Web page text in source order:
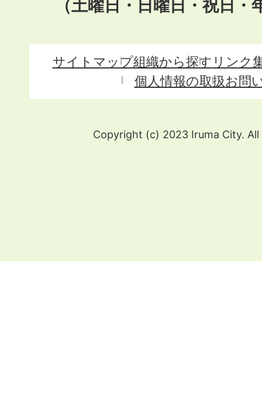
（土曜日・日曜日・祝日
サイトマップ組織から探す リンク
個人情報の取扱お問
Copyright (c) 2023 Iruma City. All